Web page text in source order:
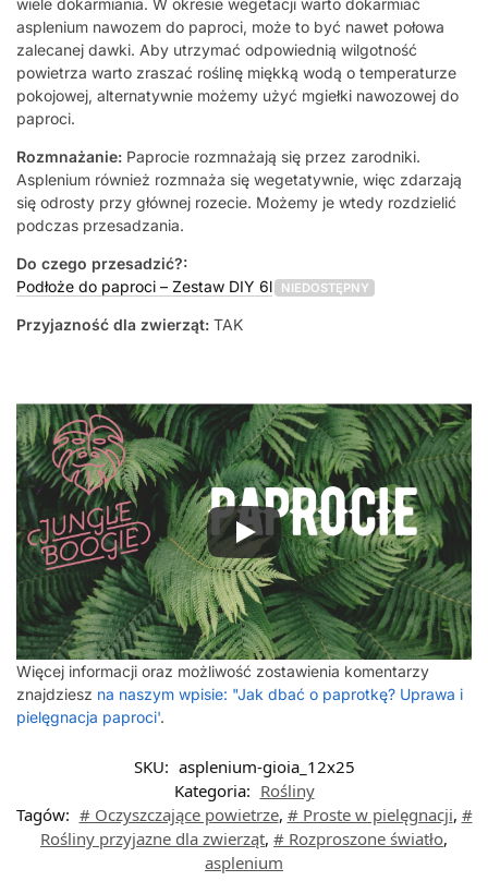
wiele dokarmiania. W okresie wegetacji warto dokarmiać
asplenium nawozem do paproci, może to być nawet połowa
zalecanej dawki. Aby utrzymać odpowiednią wilgotność
powietrza warto zraszać roślinę miękką wodą o temperaturze
pokojowej, alternatywnie możemy użyć mgiełki nawozowej do
paproci.
Rozmnażanie: Paprocie rozmnażają się przez zarodniki.
Asplenium również rozmnaża się wegetatywnie, więc zdarzają
się odrosty przy głównej rozecie. Możemy je wtedy rozdzielić
podczas przesadzania.
Do czego przesadzić?:
Podłoże do paproci – Zestaw DIY 6l
NIEDOSTĘPNY
Przyjazność dla zwierząt: TAK
Więcej informacji oraz możliwość zostawienia komentarzy
znajdziesz na naszym wpisie: "Jak dbać o paprotkę? Uprawa i
pielęgnacja paproci'.
SKU: asplenium-gioia_12x25
Kategoria: Rośliny
Tagów: # Oczyszczające powietrze, # Proste w pielęgnacji, #
Rośliny przyjazne dla zwierząt, # Rozproszone światło,
asplenium